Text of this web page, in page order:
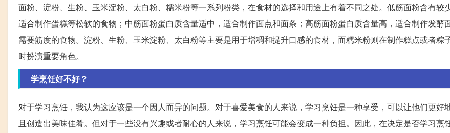
面粉、淀粉、生粉、玉米淀粉、太白粉、糯米粉等一系列粉类，在食材的选择和用途上有着不同之处。低筋面粉含有较
适合制作蛋糕等松软的食物；中筋面粉蛋白质含量适中，适合制作面点和面条；高筋面粉蛋白质含量高，适合制作发酵
需要筋度的食物。淀粉、生粉、玉米淀粉、太白粉等主要是用于增稠和提升口感的食材，而糯米粉则在制作糕点或者粽
时扮演重要角色。
学烹饪好不好？
对于学习烹饪，我认为这应该是一个因人而异的问题。对于喜爱美食的人来说，学习烹饪是一种享受，可以让他们更好
且创造出美味佳肴。但对于一些没有兴趣或者耐心的人来说，学习烹饪可能会变成一种负担。因此，在决定是否学习烹